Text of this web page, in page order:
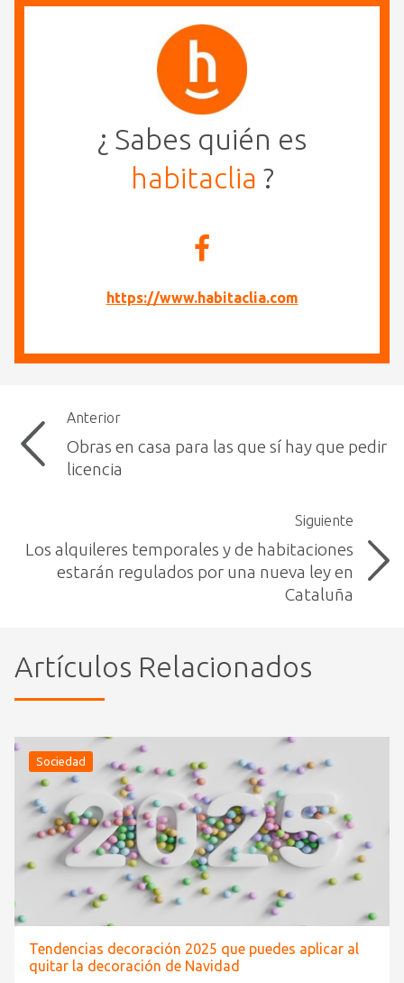
¿ Sabes quién es
habitaclia ?
https://www.habitaclia.com
Anterior
Obras en casa para las que sí hay que pedir
licencia
Siguiente
Los alquileres temporales y de habitaciones
estarán regulados por una nueva ley en
Cataluña
Artículos Relacionados
Sociedad
Tendencias decoración 2025 que puedes aplicar al
quitar la decoración de Navidad